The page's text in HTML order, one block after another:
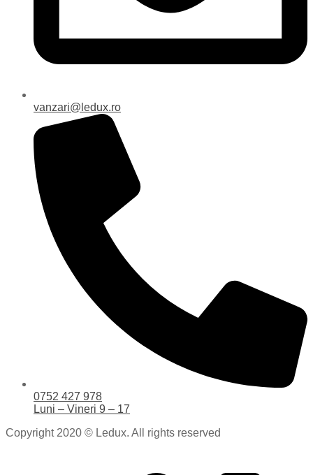
vanzari@ledux.ro
0752 427 978
Luni – Vineri 9 – 17
Copyright 2020 © Ledux. All rights reserved